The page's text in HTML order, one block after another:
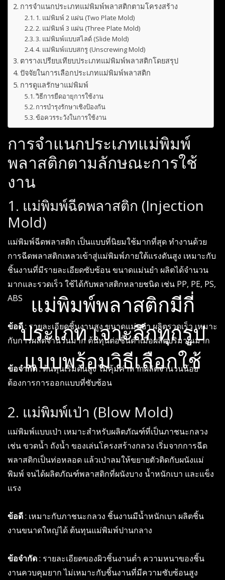
แม่พิมพ์พลาสติกมีกี่
ประเภท เจาะลึกทุกรูป
แบบพร้อมวิธีเลือกใช้
การจำแนกประเภทแม่พิมพ์พลาสติกตามโครงสร้าง
1. แม่พิมพ์ 2 แผ่น (Two Plate Mold)
2. แม่พิมพ์ 3 แผ่น (Three Plate Mold)
3. แม่พิมพ์แบบสไลด์ (Slide Mold)
4. แม่พิมพ์แบบสกรู (Unscrewing Mold)
ตารางเปรียบเทียบประเภทแม่พิมพ์พลาสติกโดยสรุป
ปัจจัยในการเลือกประเภทแม่พิมพ์พลาสติก
การดูแลรักษาแม่พิมพ์
วิธีการยืดอายุการใช้งาน
การบำรุงรักษาเชิงป้องกัน
ข้อควรระวังในการใช้งาน
การจำแนกประเภทแม่พิมพ์
พลาสติกตามลักษณะการใช้
งาน
1. แม่พิมพ์ฉีดพลาสติก (Injection
Mold)
แม่พิมพ์ฉีดพลาสติก เป็นแบบที่นิยมใช้มากที่สุด ทำงานด้วย
การฉีดพลาสติกเหลวเข้าสู่แม่พิมพ์ภายใต้แรงดันสูง เหมาะกับ
ชิ้นงานที่มีรายละเอียดซับซ้อน ขนาดแม่นยำ ผลิตได้จำนวน
มากและรวดเร็ว ใช้ได้กับพลาสติกหลายชนิด เช่น PP, PE, PS,
ABS
ข้อดี: รายละเอียดชิ้นงานสูง ขนาดแม่นยำ ผลิตรวดเร็ว เหมาะ
กับการผลิตจำนวนมาก ต้นทุนต่อชิ้นต่ำเมื่อผลิตปริมาณมาก
ข้อจำกัด: ต้นทุนเริ่มต้นสูง ไม่คุ้มค่าหากผลิตจำนวนน้อย
ต้องการการออกแบบที่ซับซ้อน
2. แม่พิมพ์เป่า (Blow Mold)
แม่พิมพ์แบบเป่า เหมาะสำหรับผลิตภัณฑ์ที่เป็นภาชนะกลวง
เช่น ขวดน้ำ ถังน้ำ ของเล่นโครงสร้างกลวง เริ่มจากการฉีด
พลาสติกเป็นท่อหลอด แล้วเป่าลมให้ขยายตัวติดกับผนังแม่
พิมพ์ จนได้ผลิตภัณฑ์พลาสติกที่ผนังบาง น้ำหนักเบา และแข็ง
แรง
ข้อดี: เหมาะกับภาชนะกลวง ชิ้นงานมีน้ำหนักเบา ผลิตชิ้น
งานขนาดใหญ่ได้ ต้นทุนแม่พิมพ์ปานกลาง
ข้อจำกัด: รายละเอียดของผิวชิ้นงานต่ำ ความหนาของชิ้น
งานควบคุมยาก ไม่เหมาะกับชิ้นงานที่มีความซับซ้อนสูง